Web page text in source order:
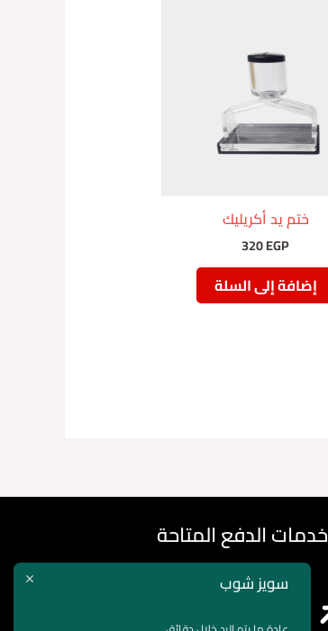
ختم يد أكريليك
320EGP
إضافة إلى السلة
خدمات الدفع المتاحة
سويز شوب